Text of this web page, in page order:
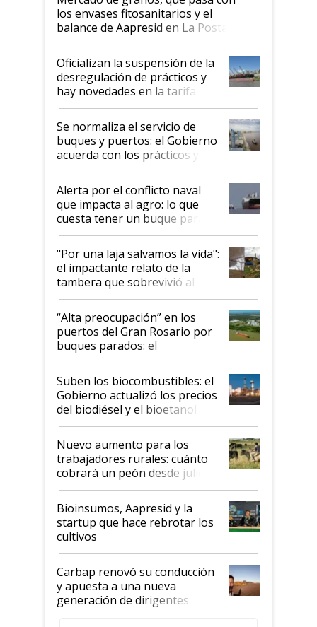
los envases fitosanitarios y el
balance de Aapresid en La Posta
Oficializan la suspensión de la
desregulación de prácticos y
hay novedades en la tarifa de
la hidrovía
Se normaliza el servicio de
buques y puertos: el Gobierno
acuerda con los prácticos y
suspende el decreto de
desregulación
Alerta por el conflicto naval
que impacta al agro: lo que
cuesta tener un buque parado
y el peligro de que Argentina
pase a ser "país sucio"
"Por una laja salvamos la vida":
el impactante relato de la
tambera que sobrevivió al
tornado
“Alta preocupación” en los
puertos del Gran Rosario por
buques parados: el
funcionamiento de las
exportadoras en tensión tras
la medida de fuerza de los
prácticos
Suben los biocombustibles: el
Gobierno actualizó los precios
del biodiésel y el bioetanol
Nuevo aumento para los
trabajadores rurales: cuánto
cobrará un peón desde julio
Bioinsumos, Aapresid y la
startup que hace rebrotar los
cultivos
Carbap renovó su conducción
y apuesta a una nueva
generación de dirigentes